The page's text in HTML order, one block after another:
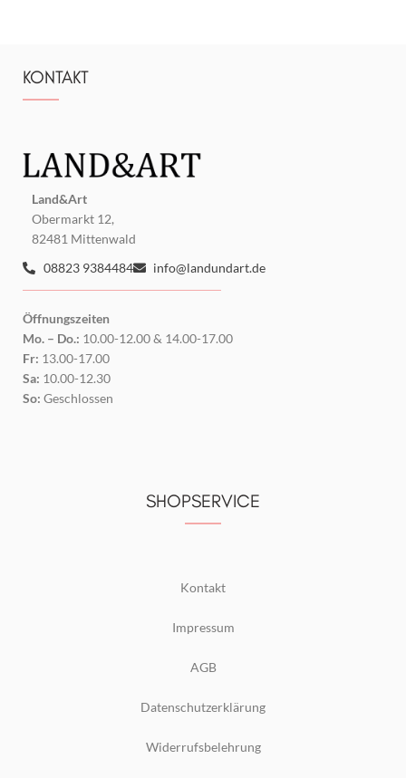
KONTAKT
Land&Art
Obermarkt 12,
82481 Mittenwald
08823 9384484
info@landundart.de
Öffnungszeiten
Mo. – Do.: 10.00-12.00 & 14.00-17.00
Fr: 13.00-17.00
Sa: 10.00-12.30
So: Geschlossen
SHOPSERVICE
Kontakt
Impressum
AGB
Datenschutzerklärung
Widerrufsbelehrung